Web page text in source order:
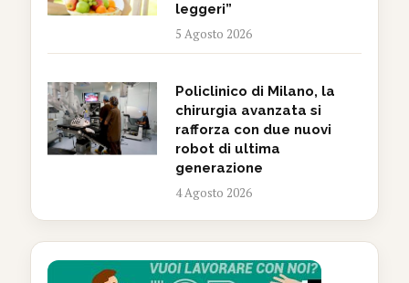
leggeri”
5 Agosto 2026
Policlinico di Milano, la
chirurgia avanzata si
rafforza con due nuovi
robot di ultima
generazione
4 Agosto 2026